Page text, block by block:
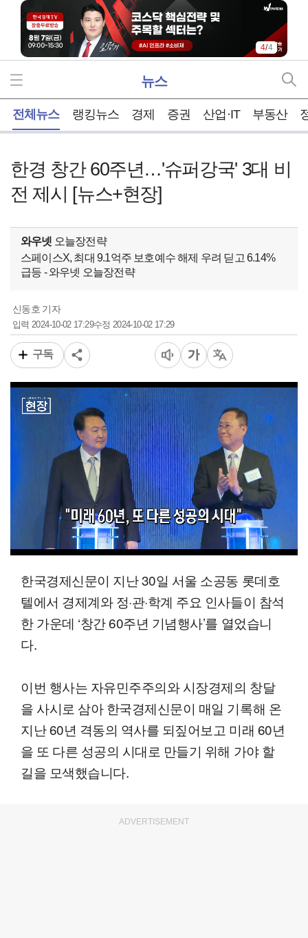
4/4
뉴스
전체뉴스 랭킹뉴스 경제 증권 산업·IT 부동산
한경 창간 60주년…'슈퍼강국' 3대 비
전 제시 [뉴스+현장]
와우넷 오늘장전략
스페이스X, 최대 9.1억주 보호예수 해제 우려 딛고 6.14%
급등 - 와우넷 오늘장전략
신동호 기자
입력 2024-10-02 17:29수정 2024-10-02 17:29
구독
일반배속
한국경제신문이 지난 30일 서울 소공동 롯데호
텔에서 경제계와 정·관·학계 주요 인사들이 참석
한 가운데 ‘창간 60주년 기념행사’를 열었습니
다.
이번 행사는 자유민주주의와 시장경제의 창달
을 사시로 삼아 한국경제신문이 매일 기록해 온
지난 60년 격동의 역사를 되짚어보고 미래 60년
을 또 다른 성공의 시대로 만들기 위해 가야 할
길을 모색했습니다.
ADVERTISEMENT